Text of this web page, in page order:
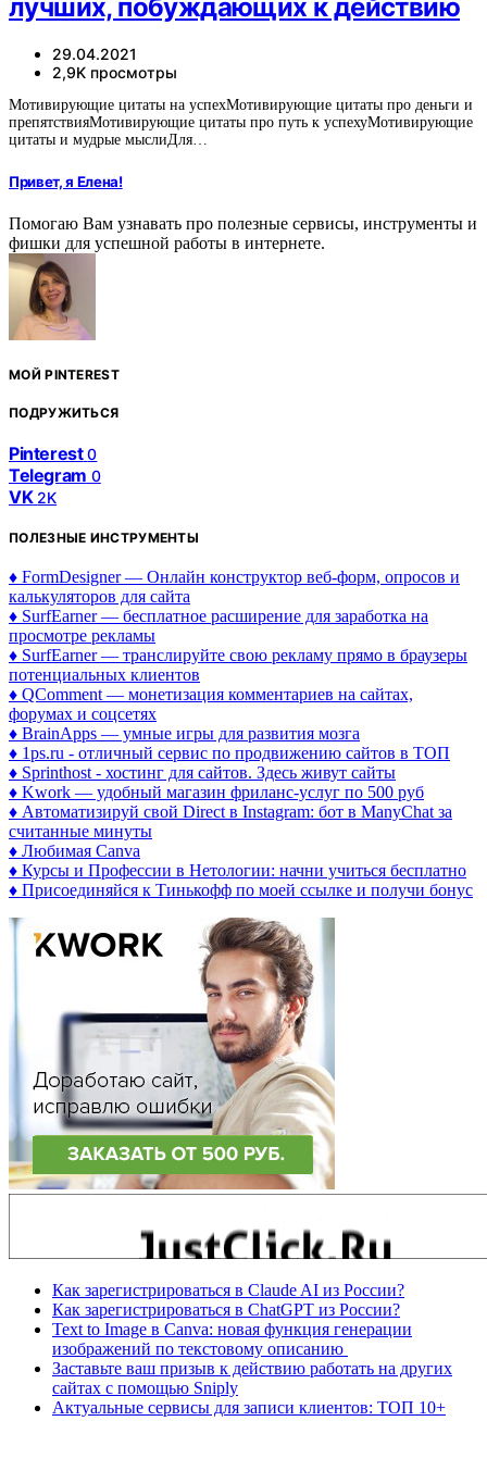
лучших, побуждающих к действию
29.04.2021
2,9K просмотры
Мотивирующие цитаты на успехМотивирующие цитаты про деньги и
препятствияМотивирующие цитаты про путь к успехуМотивирующие
цитаты и мудрые мыслиДля…
Привет, я Елена!
Помогаю Вам узнавать про полезные сервисы, инструменты и
фишки для успешной работы в интернете.
МОЙ PINTEREST
ПОДРУЖИТЬСЯ
Pinterest 0
Telegram 0
VK 2K
ПОЛЕЗНЫЕ ИНСТРУМЕНТЫ
♦ FormDesigner — Онлайн конструктор веб-форм, опросов и
калькуляторов для сайта
♦ SurfEarner — бесплатное расширение для заработка на
просмотре рекламы
♦ SurfEarner — транслируйте свою рекламу прямо в браузеры
потенциальных клиентов
♦ QComment — монетизация комментариев на сайтах,
форумах и соцсетях
♦ BrainApps — умные игры для развития мозга
♦ 1ps.ru - отличный сервис по продвижению сайтов в ТОП
♦ Sprinthost - хостинг для сайтов. Здесь живут сайты
♦ Kwork — удобный магазин фриланс-услуг по 500 руб
♦ Автоматизируй свой Direct в Instagram: бот в ManyChat за
считанные минуты
♦ Любимая Canva
♦ Курсы и Профессии в Нетологии: начни учиться бесплатно
♦ Присоединяйся к Тинькофф по моей ссылке и получи бонус
Как зарегистрироваться в Claude AI из России?
Как зарегистрироваться в ChatGPT из России?
Text to Image в Canva: новая функция генерации
изображений по текстовому описанию
Заставьте ваш призыв к действию работать на других
сайтах с помощью Sniply
Актуальные сервисы для записи клиентов: ТОП 10+